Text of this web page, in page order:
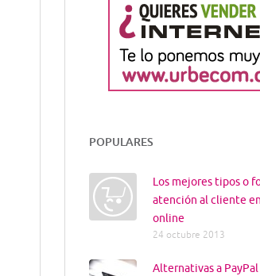
POPULARES
Los mejores tipos o
atención al cliente
online
24 octubre 2013
Alternativas a PayPal